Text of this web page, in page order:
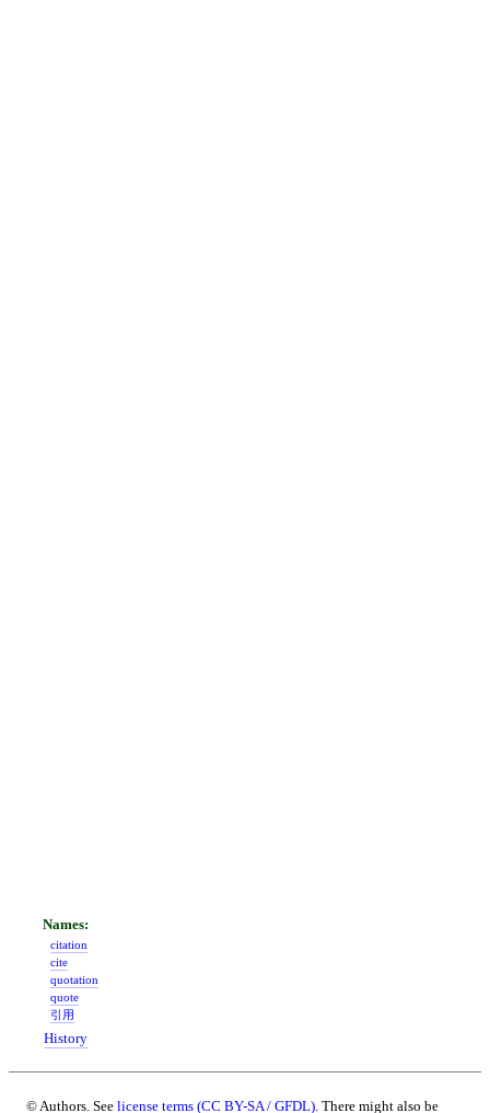
citation
cite
quotation
quote
引用
History
© Authors. See license terms (CC BY-SA / GFDL) . There might also be